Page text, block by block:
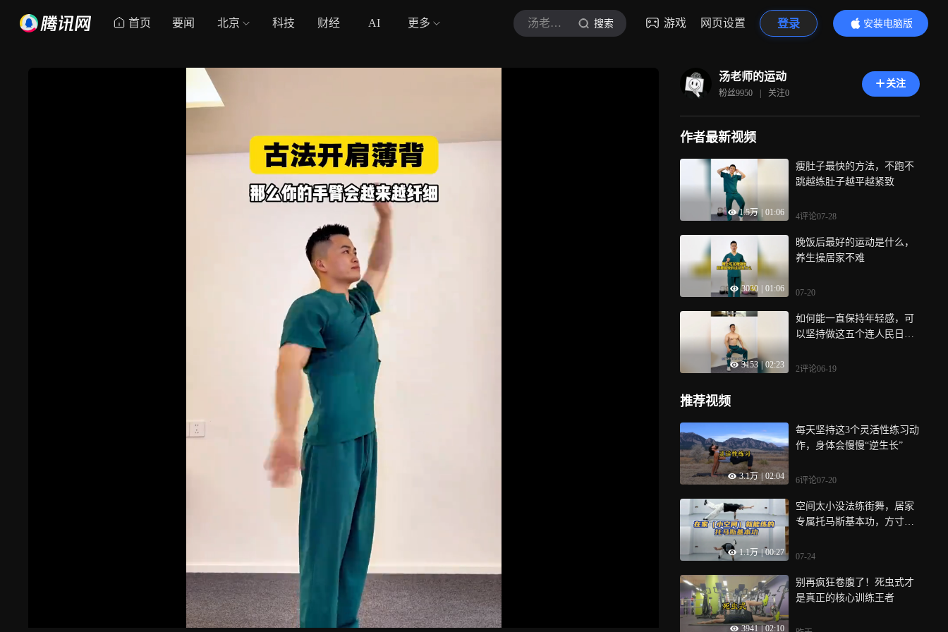
首页 要闻 北京 科技 财经 AI 更多 汤老师的运动 搜索 游戏 网页设置 登录
安装电脑版
内容更精彩
汤老师的运动
粉丝9950 | 关注0
关注
作者最新视频
1.5万 01:06
瘦肚子最快的方法，不跑不
跳越练肚子越平越紧致
4评论07-28
3030 01:06
晚饭后最好的运动是什么，
养生操居家不难
07-20
3153 | 02:23
如何能一直保持年轻感，可
以坚持做这五个连人民日报
2评论06-19
推荐视频
3.1万 02:04
每天坚持这3个灵活性练习动
作，身体会慢慢“逆生长”
6评论07-20
1.1万 | 00:27
空间太小没法练街舞，居家
专属托马斯基本功，方寸之
07-24
3941 | 02:10
别再疯狂卷腹了！死虫式才
是真正的核心训练王者